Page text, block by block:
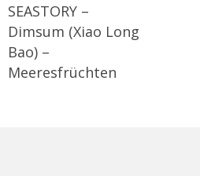
SEASTORY –
Dimsum (Xiao Long
Bao) –
Meeresfrüchten